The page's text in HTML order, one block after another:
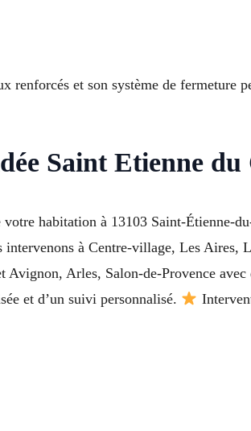
renforcés et son système de fermeture
Saint Etienne du
habitation à 13103 Saint-Étienne-
à Centre-village, Les Aires,
Arles, Salon-de-Provence avec
et d’un suivi personnalisé.